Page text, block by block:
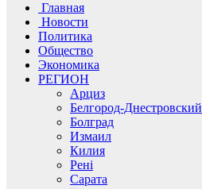
Главная
Новости
Политика
Общество
Экономика
РЕГИОН
Арциз
Белгород-Днестровский
Болград
Измаил
Килия
Рені
Сарата